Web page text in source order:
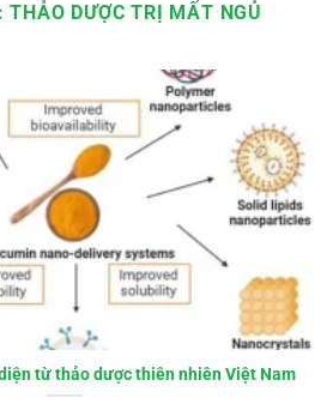
THẢO DƯỢC TRỊ MẤT NGỦ
từ thảo dược thiên nhiên Việt Nam